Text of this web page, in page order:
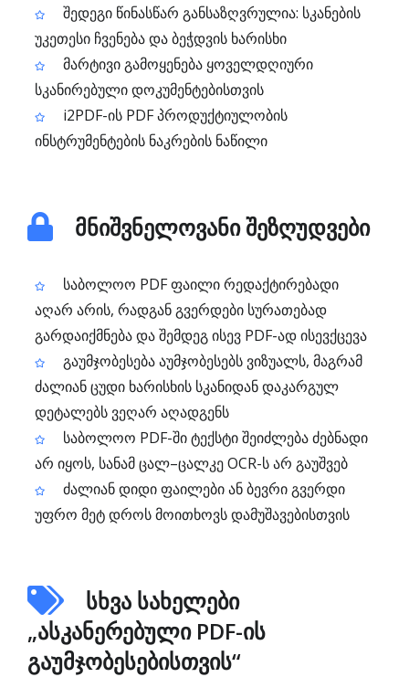
შედეგი წინასწარ განსაზღვრულია: სკანების
უკეთესი ჩვენება და ბეჭდვის ხარისხი
მარტივი გამოყენება ყოველდღიური
სკანირებული დოკუმენტებისთვის
i2PDF-ის PDF პროდუქტიულობის
ინსტრუმენტების ნაკრების ნაწილი
მნიშვნელოვანი შეზღუდვები
საბოლოო PDF ფაილი რედაქტირებადი
აღარ არის, რადგან გვერდები სურათებად
გარდაიქმნება და შემდეგ ისევ PDF-ად ისევქცევა
გაუმჯობესება აუმჯობესებს ვიზუალს, მაგრამ
ძალიან ცუდი ხარისხის სკანიდან დაკარგულ
დეტალებს ვეღარ აღადგენს
საბოლოო PDF-ში ტექსტი შეიძლება ძებნადი
არ იყოს, სანამ ცალ–ცალკე OCR-ს არ გაუშვებ
ძალიან დიდი ფაილები ან ბევრი გვერდი
უფრო მეტ დროს მოითხოვს დამუშავებისთვის
სხვა სახელები
„ასკანერებული PDF-ის
გაუმჯობესებისთვის“